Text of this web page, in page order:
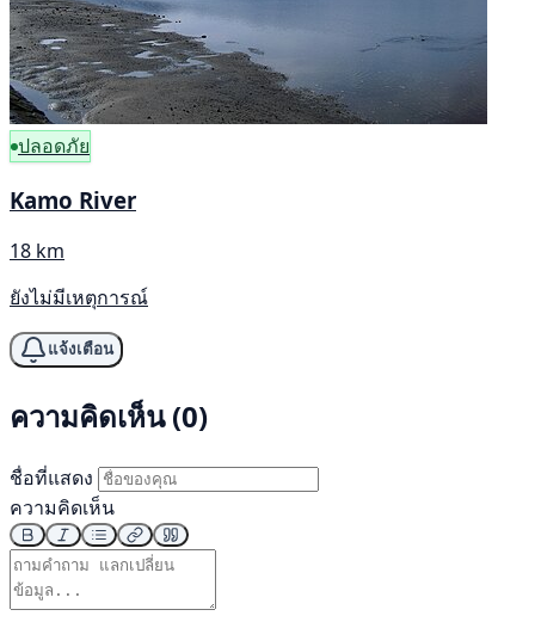
ปลอดภัย
Kamo River
18 km
ยังไม่มีเหตุการณ์
แจ้งเตือน
ความคิดเห็น (0)
ชื่อที่แสดง
ความคิดเห็น